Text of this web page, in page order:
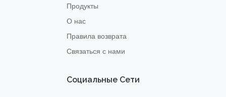
Продукты
О нас
Правила возврата
Связаться с нами
Социальные Сети